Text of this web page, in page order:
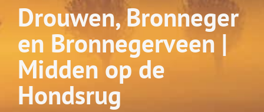
Drouwen, Bronneger
en Bronnegerveen |
Midden op de
Hondsrug